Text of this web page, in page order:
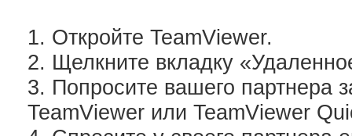
1. Откройте TeamViewer.
2. Щелкните вкладку
3. Попросите вашего партнера
TeamViewer или TeamViewer